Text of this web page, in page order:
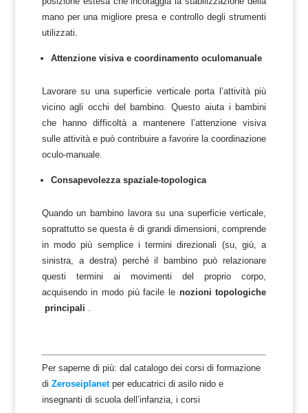
mano per una migliore presa e controllo degli strumenti
utilizzati.
Attenzione visiva e coordinamento oculomanuale
Lavorare su una superficie verticale porta l’attività più
vicino agli occhi del bambino. Questo aiuta i bambini
che hanno difficoltà a mantenere l’attenzione visiva
sulle attività e può contribuire a favorire la coordinazione
oculo-manuale.
Consapevolezza spaziale-topologica
Quando un bambino lavora su una superficie verticale,
soprattutto se questa è di grandi dimensioni, comprende
in modo più semplice i termini direzionali (su, giù, a
sinistra, a destra) perché il bambino può relazionare
questi termini ai movimenti del proprio corpo,
acquisendo in modo più facile le nozioni topologiche
principali .
Per saperne di più: dal catalogo dei corsi di formazione
di Zeroseiplanetper educatrici di asilo nido e
insegnanti di scuola dell’infanzia, i corsi